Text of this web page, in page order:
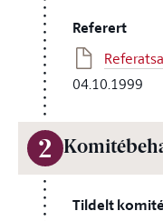
Referert
04.10.1999
2
Tildelt komité